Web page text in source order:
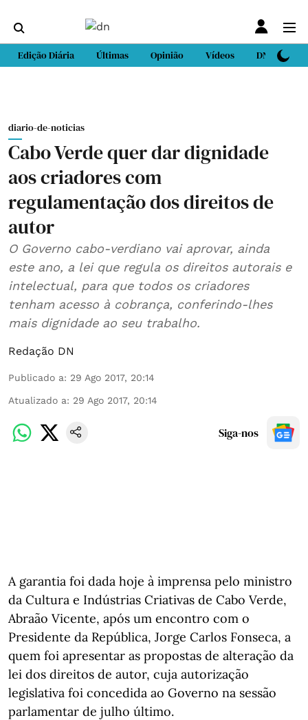
Edição Diária Últimas Opinião Vídeos DN Sport
diario-de-noticias
Cabo Verde quer dar dignidade
aos criadores com
regulamentação dos direitos de
autor
O Governo cabo-verdiano vai aprovar, ainda
este ano, a lei que regula os direitos autorais e
intelectual, para que todos os criadores
tenham acesso à cobrança, conferindo-lhes
mais dignidade ao seu trabalho.
Redação DN
Publicado a: 29 Ago 2017, 20:14
Atualizado a: 29 Ago 2017, 20:14
Siga-nos
A garantia foi dada hoje à imprensa pelo ministro
da Cultura e Indústrias Criativas de Cabo Verde,
Abraão Vicente, após um encontro com o
Presidente da República, Jorge Carlos Fonseca, a
quem foi apresentar as propostas de alteração da
lei dos direitos de autor, cuja autorização
legislativa foi concedida ao Governo na sessão
parlamentar de julho último.